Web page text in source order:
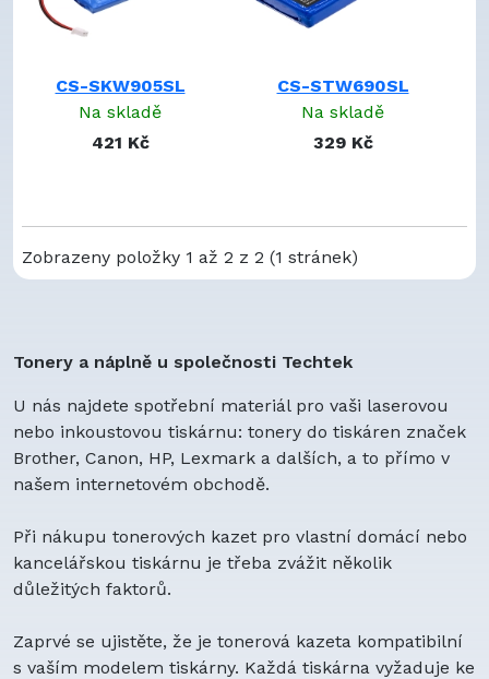
CS-SKW905SL
Na skladě
421 Kč
CS-STW690SL
Na skladě
329 Kč
Zobrazeny položky 1 až 2 z 2 (1 stránek)
Tonery a náplně u společnosti Techtek
U nás najdete spotřební materiál pro vaši laserovou
nebo inkoustovou tiskárnu: tonery do tiskáren značek
Brother, Canon, HP, Lexmark a dalších, a to přímo v
našem internetovém obchodě.
Při nákupu tonerových kazet pro vlastní domácí nebo
kancelářskou tiskárnu je třeba zvážit několik
důležitých faktorů.
Zaprvé se ujistěte, že je tonerová kazeta kompatibilní
s vaším modelem tiskárny. Každá tiskárna vyžaduje ke